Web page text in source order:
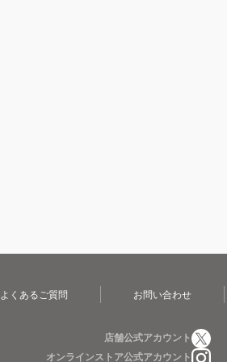
よくあるご質問 お問い合わせ
店舗公式アカウント
オンラインストア公式アカウント